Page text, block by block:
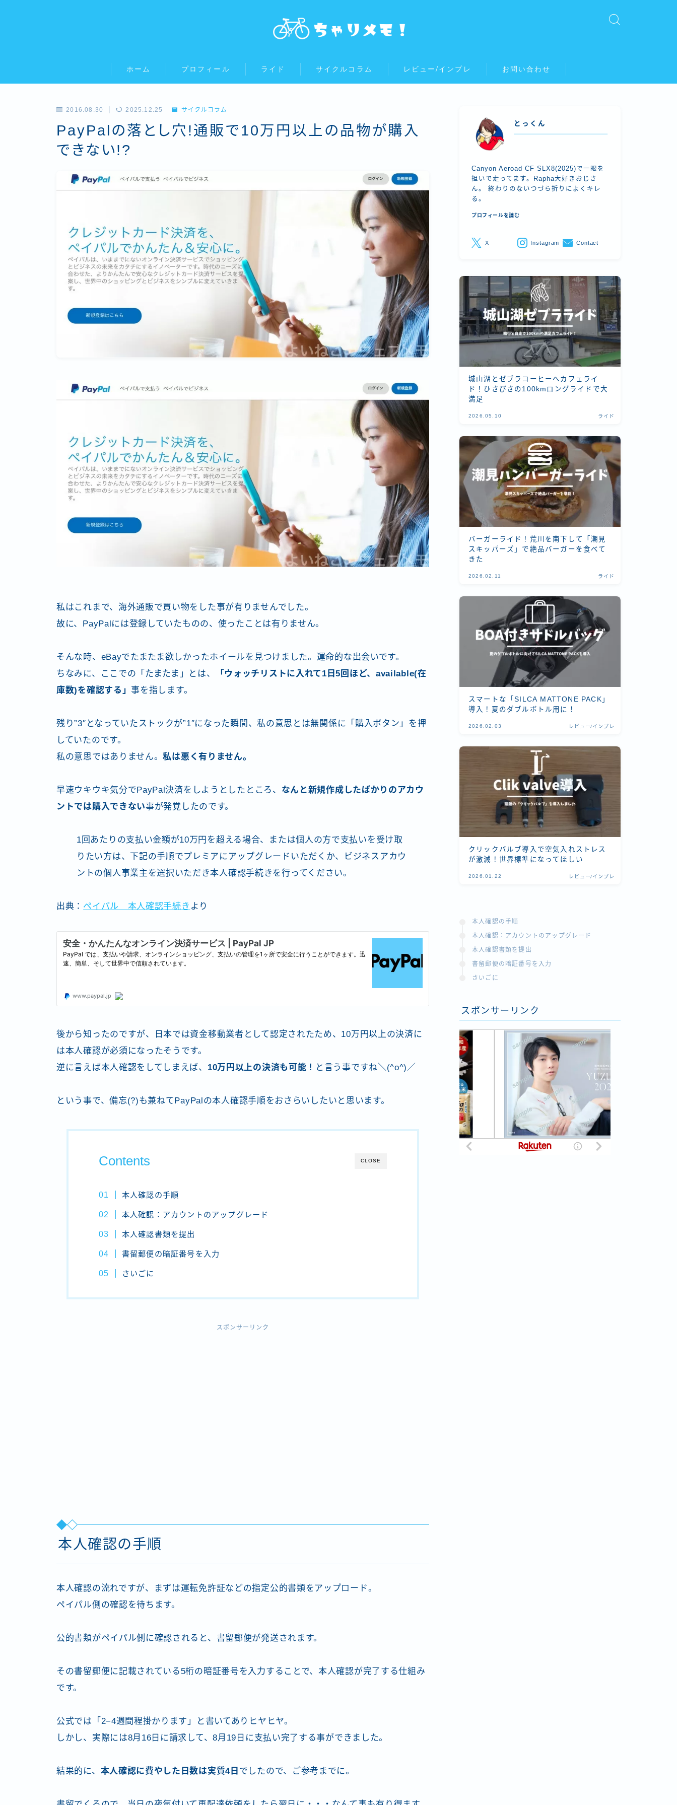
ホーム プロフィール ライド サイクルコラム レビュー/インプレ お問い合わせ
2016.08.30 2025.12.25 サイクルコラム
PayPalの落とし穴!通販で10万円以上の品物が購入
できない!?
私はこれまで、海外通販で買い物をした事が有りませんでした。
故に、PayPalには登録していたものの、使ったことは有りません。
そんな時、eBayでたまたま欲しかったホイールを見つけました。運命的な出会いです。
ちなみに、ここでの「たまたま」とは、
「ウォッチリストに入れて1日5回ほど、available(在
庫数)を確認する」事を指します。
残り”3″となっていたストックが”1″になった瞬間、私の意思とは無関係に「購入ボタン」を押
していたのです。
私の意思ではありません。私は悪く有りません。
早速ウキウキ気分でPayPal決済をしようとしたところ、 なんと新規作成したばかりのアカウ
ントでは購入できない事が発覚したのです。
1回あたりの支払い金額が10万円を超える場合、または個人の方で支払いを受け取
りたい方は、下記の手順でプレミアにアップグレードいただくか、ビジネスアカウ
ントの個人事業主を選択いただき本人確認手続きを行ってください。
出典： ペイパル 本人確認手続き より
後から知ったのですが、日本では資金移動業者として認定されたため、10万円以上の決済に
は本人確認が必須になったそうです。
逆に言えば本人確認をしてしまえば、 10万円以上の決済も可能！ と言う事ですね＼(^o^)／
という事で、備忘(?)も兼ねてPayPalの本人確認手順をおさらいしたいと思います。
CLOSE
Contents
本人確認の手順
本人確認：アカウントのアップグレード
本人確認書類を提出
書留郵便の暗証番号を入力
さいごに
スポンサーリンク
本人確認の手順
本人確認の流れですが、まずは運転免許証などの指定公的書類をアップロード。
ペイパル側の確認を待ちます。
公的書類がペイパル側に確認されると、書留郵便が発送されます。
その書留郵便に記載されている5桁の暗証番号を入力することで、本人確認が完了する仕組み
です。
公式では「2−4週間程掛かります」と書いてありヒヤヒヤ。
しかし、実際には8月16日に請求して、8月19日に支払い完了する事ができました。
結果的に、 本人確認に費やした日数は実質4日 でしたので、ご参考までに。
とっくん
Canyon Aeroad CF SLX8(2025)で一眼を
担いで走ってます。Rapha大好きおじさ
ん。 終わりのないつづら折りによくキレ
る。
プロフィールを読む
X Instagram Contact
城山湖とゼブラコーヒーへカフェライ
ド！ひさびさの100kmロングライドで大
満足
2026.05.10 ライド
バーガーライド！荒川を南下して「潮見
スキッパーズ」で絶品バーガーを食べて
きた
2026.02.11 ライド
スマートな「SILCA MATTONE PACK」
導入！夏のダブルボトル用に！
2026.02.03 レビュー/インプレ
クリックバルブ導入で空気入れストレス
が激減！世界標準になってほしい
2026.01.22 レビュー/インプレ
本人確認の手順
本人確認：アカウントのアップグレード
本人確認書類を提出
書留郵便の暗証番号を入力
さいごに
スポンサーリンク